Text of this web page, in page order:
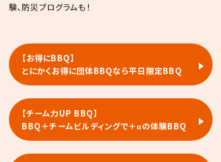
験、防災プログラムも！
【お得にBBQ】
とにかくお得に団体BBQなら平日限定BBQ
【チーム力UP BBQ】
BBQ＋チームビルディングで＋αの体験BBQ